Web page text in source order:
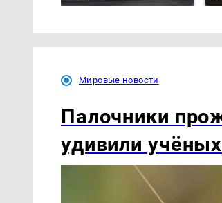
Мировые новости
Палочники
удивили учёных